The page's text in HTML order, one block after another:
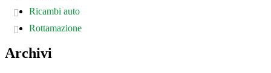
Ricambi auto
Rottamazione
Archivi